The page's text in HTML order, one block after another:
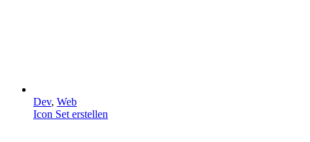
Dev, Web
Icon Set erstellen